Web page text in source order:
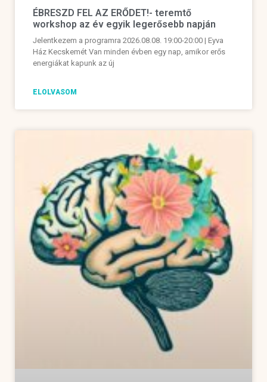
ÉBRESZD FEL AZ ERŐDET!- teremtő
workshop az év egyik legerősebb napján
Jelentkezem a programra 2026.08.08. 19:00-20:00 | Eyva
Ház Kecskemét Van minden évben egy nap, amikor erős
energiákat kapunk az új
ELOLVASOM